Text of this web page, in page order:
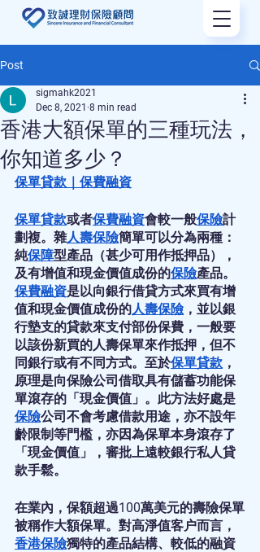
Post
香港大額保單的三種玩法，
你知道多少？
sigmahk2021
Dec 8, 2021 8 min read
保單貸款 ｜ 保費融資
保單貸款或者保費融資會較一般保險計
劃複。雜人壽保險簡單可以分為兩種：
純保障型產品（甚少可用作抵押品），
及有增值和現金價值成份的保險產品。
保費融資是以向銀行借貸方式來買有增
值和現金價值成份的人壽保險 ，並以銀
行墊支的貸款來支付部份保費，一般要
以該份新買的人壽保單來作抵押，但不
同銀行或有不同方式。至於保單貸款 ，
原理是向保險公司借取具有儲蓄功能保
單滾存的「現金價值」。此方法好處是
保險公司不會考慮借款用途，亦不設年
齡限制等門檻，亦因為保單本身滾存了
「現金價值」，審批上遠較銀行私人貸
款手鬆。
在業內，保額超過100萬美元的壽險保單
被稱作大額保單。對高淨值客户而言，
香港保險獨特的產品結構、較低的融資